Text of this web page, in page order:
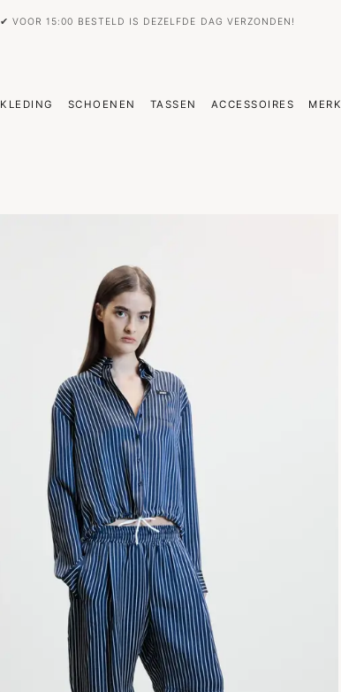
✔ VOOR 15:00 BESTELD IS DEZELFDE DAG VERZONDEN!
KLEDING SCHOENEN TASSEN ACCESSOIRES